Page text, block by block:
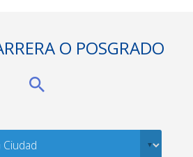
O POSGRADO